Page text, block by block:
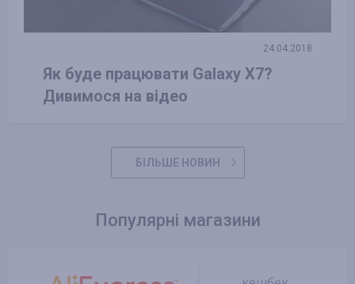
24.04.2018
Як буде працювати Galaxy X7?
Дивимося на відео
БІЛЬШЕ НОВИН
Популярні магазини